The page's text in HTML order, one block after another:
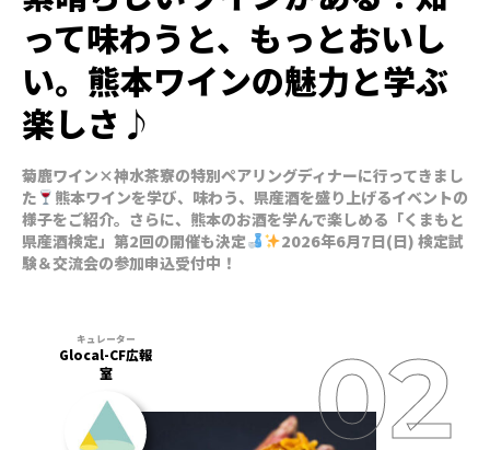
って味わうと、もっとおいし
い。熊本ワインの魅力と学ぶ
楽しさ♪
菊鹿ワイン×神水茶寮の特別ペアリングディナーに行ってきまし
た
熊本ワインを学び、味わう、県産酒を盛り上げるイベントの
様子をご紹介。さらに、熊本のお酒を学んで楽しめる「くまもと
県産酒検定」第2回の開催も決定
2026年6月7日(日) 検定試
験＆交流会の参加申込受付中！
Glocal-CF広報
室